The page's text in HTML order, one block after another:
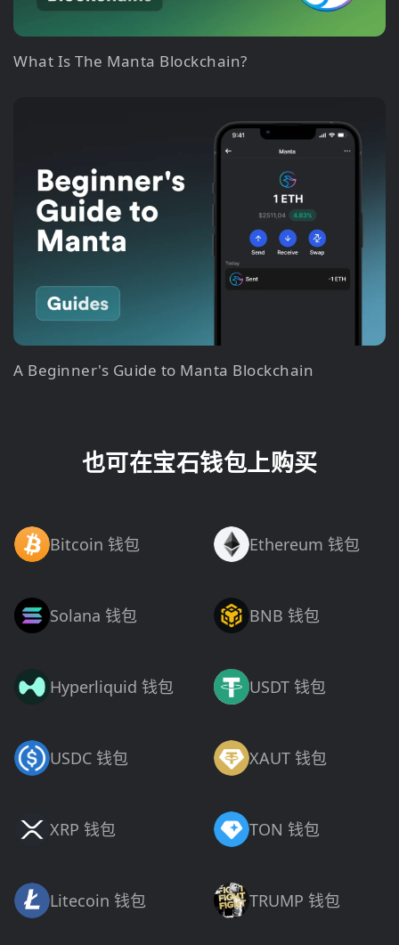
What Is The Manta Blockchain?
A Beginner's Guide to Manta Blockchain
也可在宝石钱包上购买
Bitcoin 钱包 Ethereum 钱包
Solana 钱包 BNB 钱包
Hyperliquid 钱包 USDT 钱包
USDC 钱包 XAUT 钱包
XRP 钱包 TON 钱包
Litecoin 钱包 TRUMP 钱包